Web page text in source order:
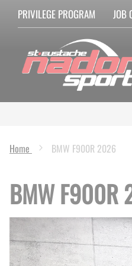
PRIVILEGE PROGRAM JOB
Home BMW F900R 2026
BMW F900R
Skip
to
the